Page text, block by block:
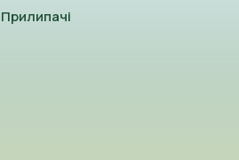
Прилипачі